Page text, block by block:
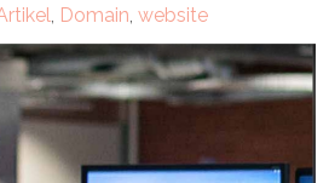
, Domain,website